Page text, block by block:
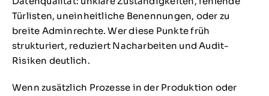
Türlisten, uneinheitliche Benennungen, oder zu
breite Adminrechte. Wer diese Punkte früh
strukturiert, reduziert Nacharbeiten und Audit-
Risiken deutlich.
Wenn zusätzlich Prozesse in der Produktion oder